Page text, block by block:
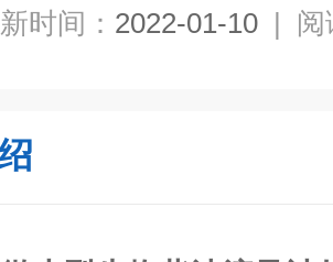
时间： 2022-01-10 | 阅